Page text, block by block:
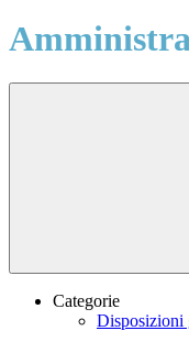
Categorie
Disposizioni